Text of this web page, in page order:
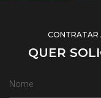
CONTRATAR
QUER